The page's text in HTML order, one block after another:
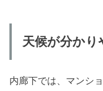
天候が分かり
内廊下では、マンシ